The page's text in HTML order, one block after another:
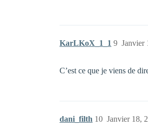
KarLKoX_1_1 Janvier
9
C’est ce que je viens de
dani_filth Janvier 18,
10